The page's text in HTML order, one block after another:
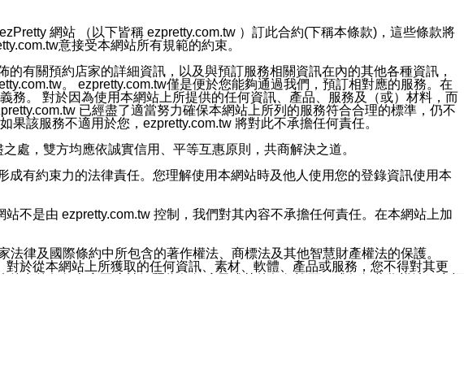
參考。您能依照該資料或電子郵件所指示之方法、說明或功能連結，隨時
。
以下三個條件者，將可收到通知型訊息。
網站 （以下皆稱 ezpretty.com.tw ）訂此合約(下稱本條款)，這些條款將
意接受本網站所有規範的約束。
有關預約店家的詳細資訊，以及與預訂服務相關資訊在內的其他各種資訊，
。 ezpretty.com.tw僅是便於您能夠通過我們，預訂相對應的服務。在
務。 對於因為使用本網站上所提供的任何資訊、產品、服務及（或）材料，而
已經盡了適當努力確保本網站上所列的服務符合合理的標準，仍不
該服務不適用於您，ezpretty.com.tw 將對此不承擔任何責任。
處，雙方均應依誠實信用、平等互惠原則，共商解決之道。
有約束力的法律責任。您理解使用本網站時及他人使用您的登錄資訊使用本
不是由 ezpretty.com.tw 控制，我們對其內容不承擔任何責任。在本網站上加
律及國際條約中所包含的著作權法、商標法及其他智慧財產權法的保護。
於從本網站上所獲取的任何資訊、素材、軟體、產品或服務，您不得對其更